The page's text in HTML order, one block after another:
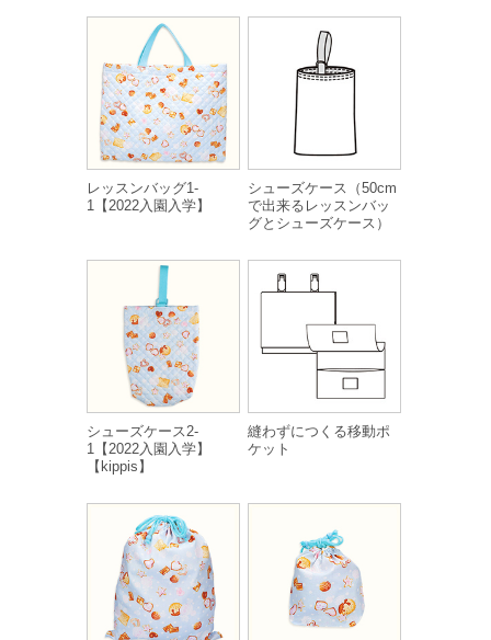
レッスンバッグ1-
1【2022入園入学】
シューズケース（50cm
で出来るレッスンバッ
グとシューズケース）
シューズケース2-
1【2022入園入学】
【kippis】
縫わずにつくる移動ポ
ケット